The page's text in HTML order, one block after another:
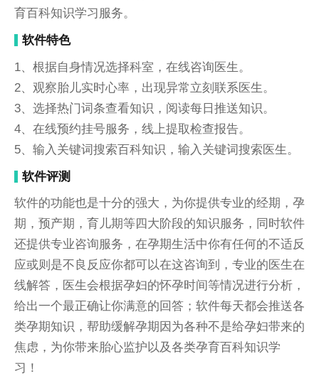
育百科知识学习服务。
软件特色
1、根据自身情况选择科室，在线咨询医生。
2、观察胎儿实时心率，出现异常立刻联系医生。
3、选择热门词条查看知识，阅读每日推送知识。
4、在线预约挂号服务，线上提取检查报告。
5、输入关键词搜索百科知识，输入关键词搜索医生。
软件评测
软件的功能也是十分的强大，为你提供专业的经期，孕
期，预产期，育儿期等四大阶段的知识服务，同时软件
还提供专业咨询服务，在孕期生活中你有任何的不适反
应或则是不良反应你都可以在这咨询到，专业的医生在
线解答，医生会根据孕妇的怀孕时间等情况进行分析，
给出一个最正确让你满意的回答；软件每天都会推送各
类孕期知识，帮助缓解孕期因为各种不是给孕妇带来的
焦虑，为你带来胎心监护以及各类孕育百科知识学
习！